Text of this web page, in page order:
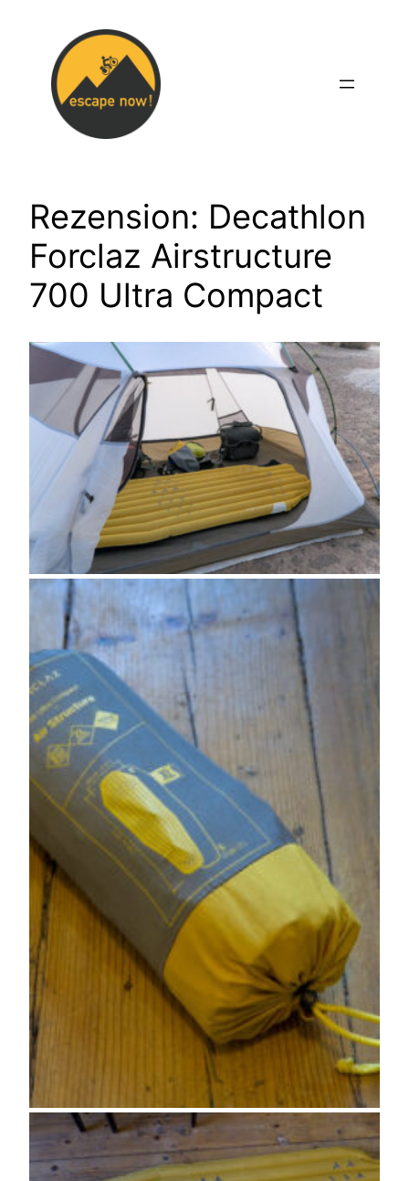
springen
Rezension: Decathlon
Forclaz Airstructure
700 Ultra Compact